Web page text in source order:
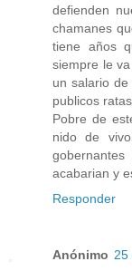
defienden
chamanes
tiene años
siempre le
un salario
publicos
Pobre de
nido de
acabarian y
Responder
Anónimo 25